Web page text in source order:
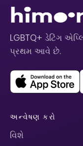
LGBTQ+ ડેટિંગ
પ્રથમ આવે છે.
અન્વેષણ કરો
વિશે